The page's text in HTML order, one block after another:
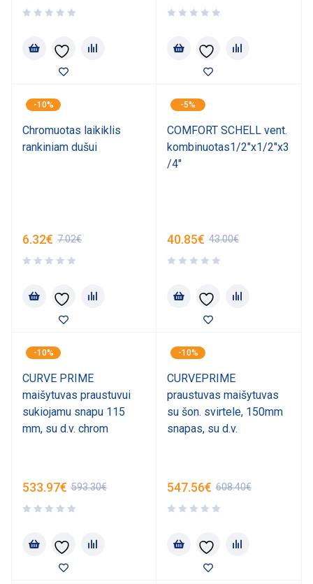
-10%
Chromuotas laikiklis
rankiniam dušui
7.02€
6.32€
-5%
COMFORT SCHELL vent.
kombinuotas1/2"x1/2"x3
/4"
43.00€
40.85€
-10%
CURVE PRIME
maišytuvas praustuvui
sukiojamu snapu 115
mm, su d.v. chrom
593.30€
533.97€
-10%
CURVEPRIME
praustuvas maišytuvas
su šon. svirtele, 150mm
snapas, su d.v.
608.40€
547.56€